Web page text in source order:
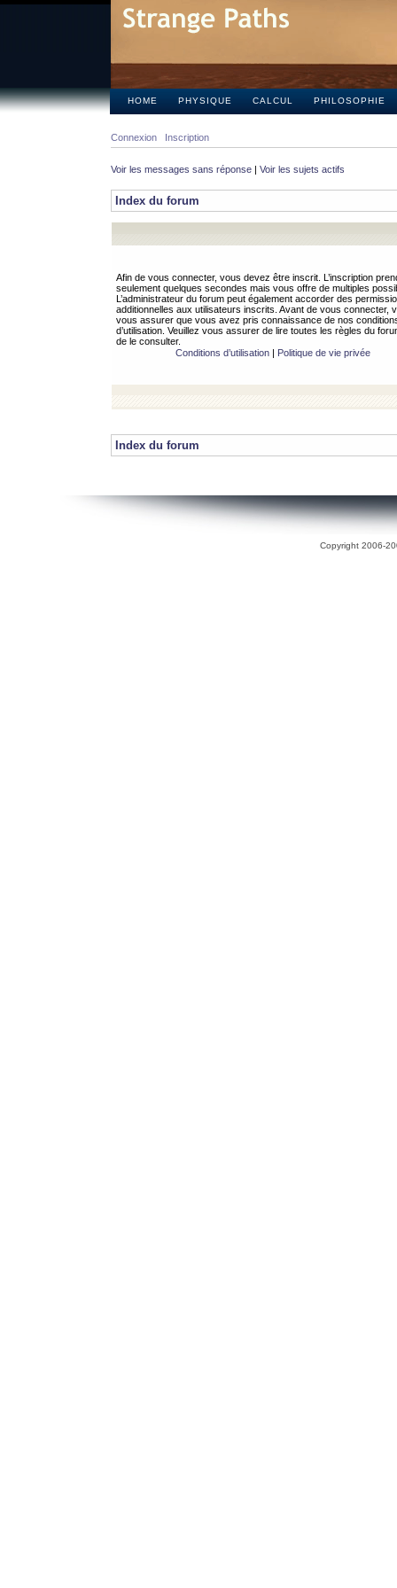
HOME PHYSIQUE CALCUL PHILOSOPHIE
Connexion Inscription
Voir les messages sans réponse | Voir les sujets actifs
Index du forum
Afin de vous connecter, vous devez être inscrit. L’inscription
seulement quelques secondes mais vous offre de multiples
L’administrateur du forum peut également accorder des
additionnelles aux utilisateurs inscrits. Avant de vous connecter,
vous assurer que vous avez pris connaissance de nos
d’utilisation. Veuillez vous assurer de lire toutes les règles du
de le consulter.
Conditions d’utilisation| Politique de vie privée
Index du forum
Copyright 2006-